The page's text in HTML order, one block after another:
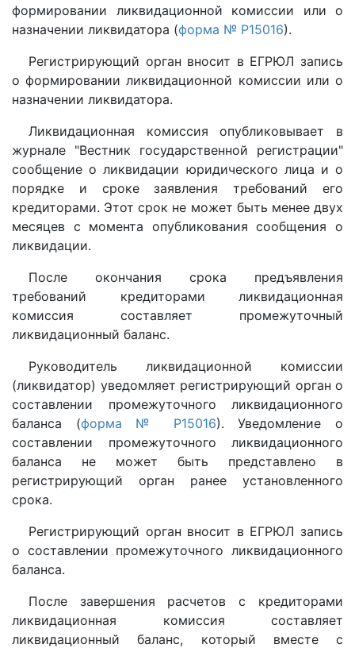
формировании ликвидационной комиссии или о
назначении ликвидатора (форма № Р15016).
Регистрирующий орган вносит в ЕГРЮЛ запись
о формировании ликвидационной комиссии или о
назначении ликвидатора.
Ликвидационная комиссия опубликовывает в
журнале "Вестник государственной регистрации"
сообщение о ликвидации юридического лица и о
порядке и сроке заявления требований его
кредиторами. Этот срок не может быть менее двух
месяцев с момента опубликования сообщения о
ликвидации.
После окончания срока предъявления
требований кредиторами ликвидационная
комиссия составляет промежуточный
ликвидационный баланс.
Руководитель ликвидационной комиссии
(ликвидатор) уведомляет регистрирующий орган о
составлении промежуточного ликвидационного
баланса (форма № Р15016). Уведомление о
составлении промежуточного ликвидационного
баланса не может быть представлено в
регистрирующий орган ранее установленного
срока.
Регистрирующий орган вносит в ЕГРЮЛ запись
о составлении промежуточного ликвидационного
баланса.
После завершения расчетов с кредиторами
ликвидационная комиссия составляет
ликвидационный баланс, который вместе с